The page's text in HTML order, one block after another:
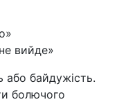
вийде»
або байдужість.
болючого